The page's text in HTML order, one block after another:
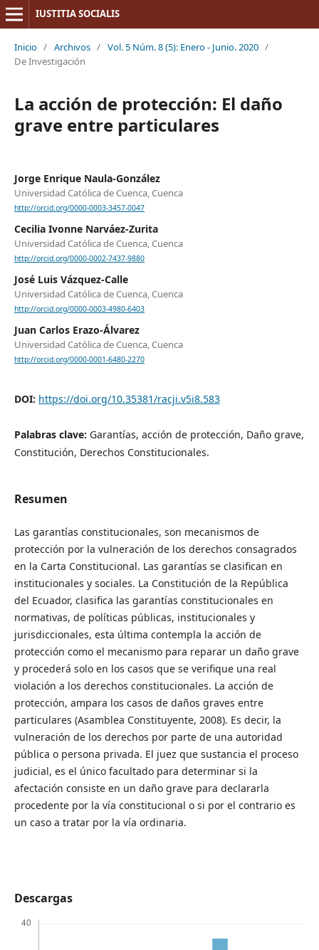
IUSTITIA SOCIALIS
Inicio / Archivos / Vol. 5 Núm. 8 (5): Enero - Junio. 2020 /
De Investigación
La acción de protección: El daño
grave entre particulares
Jorge Enrique Naula-González
Universidad Católica de Cuenca, Cuenca
http://orcid.org/0000-0003-3457-0047
Cecilia Ivonne Narváez-Zurita
Universidad Católica de Cuenca, Cuenca
http://orcid.org/0000-0002-7437-9880
José Luis Vázquez-Calle
Universidad Católica de Cuenca, Cuenca
http://orcid.org/0000-0003-4980-6403
Juan Carlos Erazo-Álvarez
Universidad Católica de Cuenca, Cuenca
http://orcid.org/0000-0001-6480-2270
DOI: https://doi.org/10.35381/racji.v5i8.583
Palabras clave: Garantías, acción de protección, Daño grave,
Constitución, Derechos Constitucionales.
Resumen
Las garantías constitucionales, son mecanismos de
protección por la vulneración de los derechos consagrados
en la Carta Constitucional. Las garantías se clasifican en
institucionales y sociales. La Constitución de la República
del Ecuador, clasifica las garantías constitucionales en
normativas, de políticas públicas, institucionales y
jurisdiccionales, esta última contempla la acción de
protección como el mecanismo para reparar un daño grave
y procederá solo en los casos que se verifique una real
violación a los derechos constitucionales. La acción de
protección, ampara los casos de daños graves entre
particulares (Asamblea Constituyente, 2008). Es decir, la
vulneración de los derechos por parte de una autoridad
pública o persona privada. El juez que sustancia el proceso
judicial, es el único facultado para determinar si la
afectación consiste en un daño grave para declararla
procedente por la vía constitucional o si por el contrario es
un caso a tratar por la vía ordinaria.
Descargas